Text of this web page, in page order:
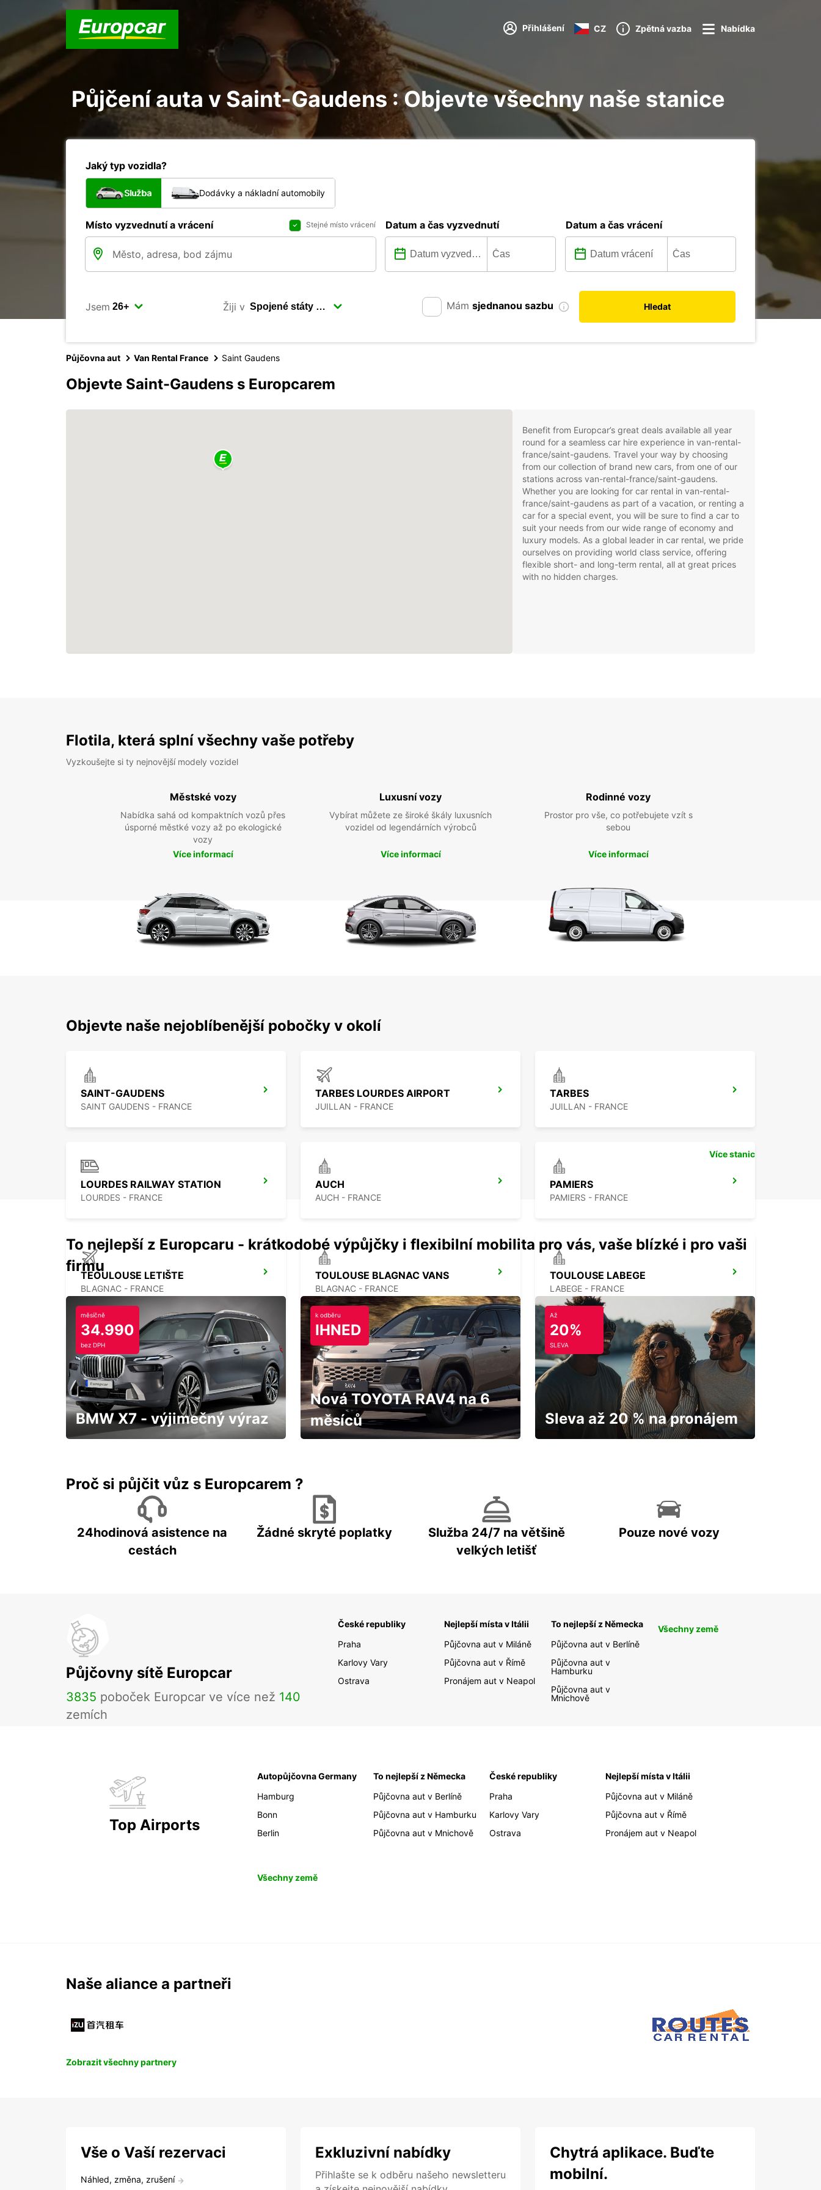
Přihlášení CZ Zpětná vazba Nabídka
Půjčení auta v Saint-Gaudens : Objevte všechny naše stanice
Jaký typ vozidla?
Služba Dodávky a nákladní automobily
Místo vyzvednutí a vrácení Stejné místo vrácení Datum a čas vyzvednutí Datum a čas vrácení
Jsem Žiji v Mám sjednanou sazbu Hledat
Půjčovna aut Van Rental France Saint Gaudens
Objevte Saint-Gaudens s Europcarem
Benefit from Europcar’s great deals available all year
round for a seamless car hire experience in van-rental-
france/saint-gaudens. Travel your way by choosing
from our collection of brand new cars, from one of our
stations across van-rental-france/saint-gaudens.
Whether you are looking for car rental in van-rental-
france/saint-gaudens as part of a vacation, or renting a
car for a special event, you will be sure to find a car to
suit your needs from our wide range of economy and
luxury models. As a global leader in car rental, we pride
ourselves on providing world class service, offering
flexible short- and long-term rental, all at great prices
with no hidden charges.
Flotila, která splní všechny vaše potřeby
Vyzkoušejte si ty nejnovější modely vozidel
Městské vozy
Nabídka sahá od kompaktních vozů přes
úsporné městké vozy až po ekologické
vozy
Více informací
Luxusní vozy
Vybírat můžete ze široké škály luxusních
vozidel od legendárních výrobců
Více informací
Rodinné vozy
Prostor pro vše, co potřebujete vzít s
sebou
Více informací
Objevte naše nejoblíbenější pobočky v okolí
SAINT-GAUDENS
SAINT GAUDENS - FRANCE
TARBES LOURDES AIRPORT
JUILLAN - FRANCE
TARBES
JUILLAN - FRANCE
LOURDES RAILWAY STATION
LOURDES - FRANCE
AUCH
AUCH - FRANCE
PAMIERS
PAMIERS - FRANCE
TEOULOUSE LETIŠTE
BLAGNAC - FRANCE
TOULOUSE BLAGNAC VANS
BLAGNAC - FRANCE
TOULOUSE LABEGE
LABEGE - FRANCE
TOULOUSE ŽELEZNICNÍ STANICE
TOULOUSE - FRANCE
Více stanic
To nejlepší z Europcaru - krátkodobé výpůjčky i flexibilní mobilita pro vás, vaše blízké i pro vaši
firmu
měsíčně
34.990
bez DPH
BMW X7 - výjimečný výraz
k odběru
IHNED
Nová TOYOTA RAV4 na 6
měsíců
Až
20%
SLEVA
Sleva až 20 % na pronájem
Proč si půjčit vůz s Europcarem ?
24hodinová asistence na
cestách
Žádné skryté poplatky
Služba 24/7 na většině
velkých letišť
Pouze nové vozy
Půjčovny sítě Europcar
3835 poboček Europcar ve více než 140
zemích
České republiky
Praha
Karlovy Vary
Ostrava
Nejlepší místa v Itálii
Půjčovna aut v Miláně
Půjčovna aut v Římě
Pronájem aut v Neapol
To nejlepší z Německa
Půjčovna aut v Berlíně
Půjčovna aut v
Hamburku
Půjčovna aut v
Mnichově
Všechny země
Top Airports
Autopůjčovna Germany
Hamburg
Bonn
Berlin
To nejlepší z Německa
Půjčovna aut v Berlíně
Půjčovna aut v Hamburku
Půjčovna aut v Mnichově
České republiky
Praha
Karlovy Vary
Ostrava
Nejlepší místa v Itálii
Půjčovna aut v Miláně
Půjčovna aut v Římě
Pronájem aut v Neapol
Všechny země
Naše aliance a partneři
Zobrazit všechny partnery
Vše o Vaší rezervaci
Náhled, změna, zrušení
Exkluzivní nabídky
Přihlašte se k odběru našeho newsletteru
Chytrá aplikace. Buďte
mobilní.